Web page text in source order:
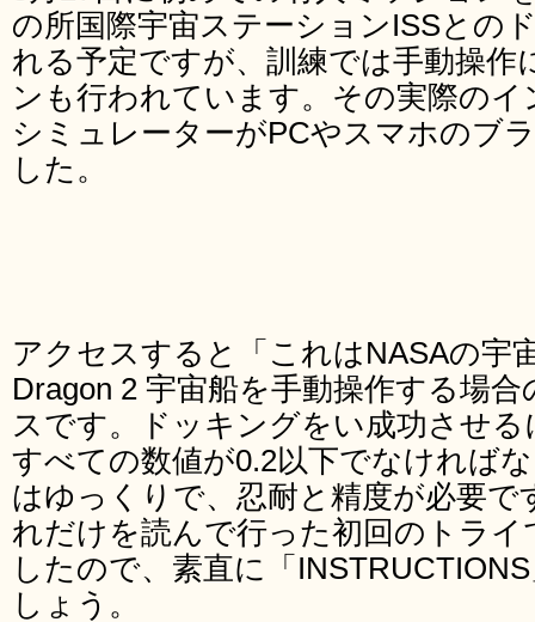
の所国際宇宙ステーションISSとの
れる予定ですが、訓練では手動操作
ンも行われています。その実際の
シミュレーターがPCやスマホのブ
した。
アクセスすると「これはNASAの宇
Dragon 2 宇宙船を手動操作する場
スです。ドッキングをい成功させ
すべての数値が0.2以下でなければ
はゆっくりで、忍耐と精度が必要で
れだけを読んで行った初回のトラ
したので、素直に「
しょう。